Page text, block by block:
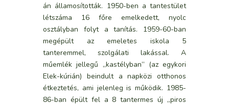
án államosították. 1950-ben a tantestület
létszáma 16 főre emelkedett, nyolc
osztályban folyt a tanítás. 1959-60-ban
megépült az emeletes iskola 5
tanteremmel, szolgálati lakással. A
műemlék jellegű „kastélyban” (az egykori
Elek-kúrián) beindult a napközi otthonos
étkeztetés, ami jelenleg is működik. 1985-
86-ban épült fel a 8 tantermes új „piros